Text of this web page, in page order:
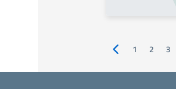
Pagina precedente
1 2 3